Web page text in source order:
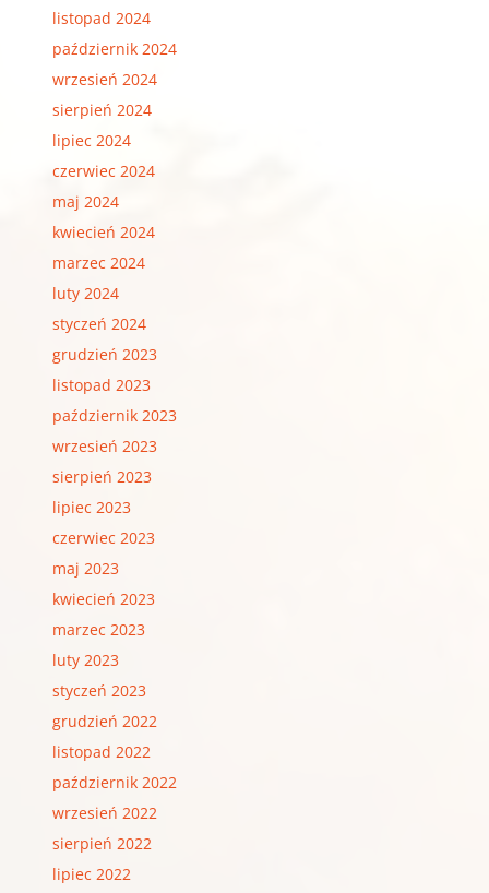
listopad 2024
październik 2024
wrzesień 2024
sierpień 2024
lipiec 2024
czerwiec 2024
maj 2024
kwiecień 2024
marzec 2024
luty 2024
styczeń 2024
grudzień 2023
listopad 2023
październik 2023
wrzesień 2023
sierpień 2023
lipiec 2023
czerwiec 2023
maj 2023
kwiecień 2023
marzec 2023
luty 2023
styczeń 2023
grudzień 2022
listopad 2022
październik 2022
wrzesień 2022
sierpień 2022
lipiec 2022